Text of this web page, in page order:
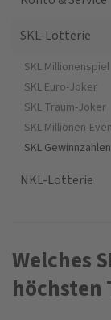
SKL-Lotterie
SKL Millionenspiel
SKL Euro-Joker
SKL Traum-Joker
SKL Millionen-
SKL Gewinnzahlen
NKL-Lotterie
Welches
höchsten